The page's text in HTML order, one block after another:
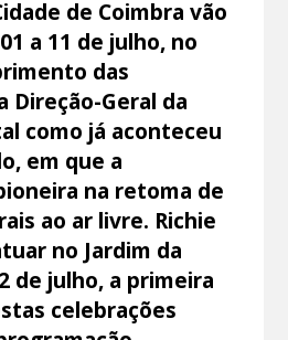
de Coimbra vão
a 11 de julho, no
das
Direção-Geral da
como já aconteceu
em que a
na retoma de
ao ar livre. Richie
no Jardim da
de julho, a primeira
celebrações